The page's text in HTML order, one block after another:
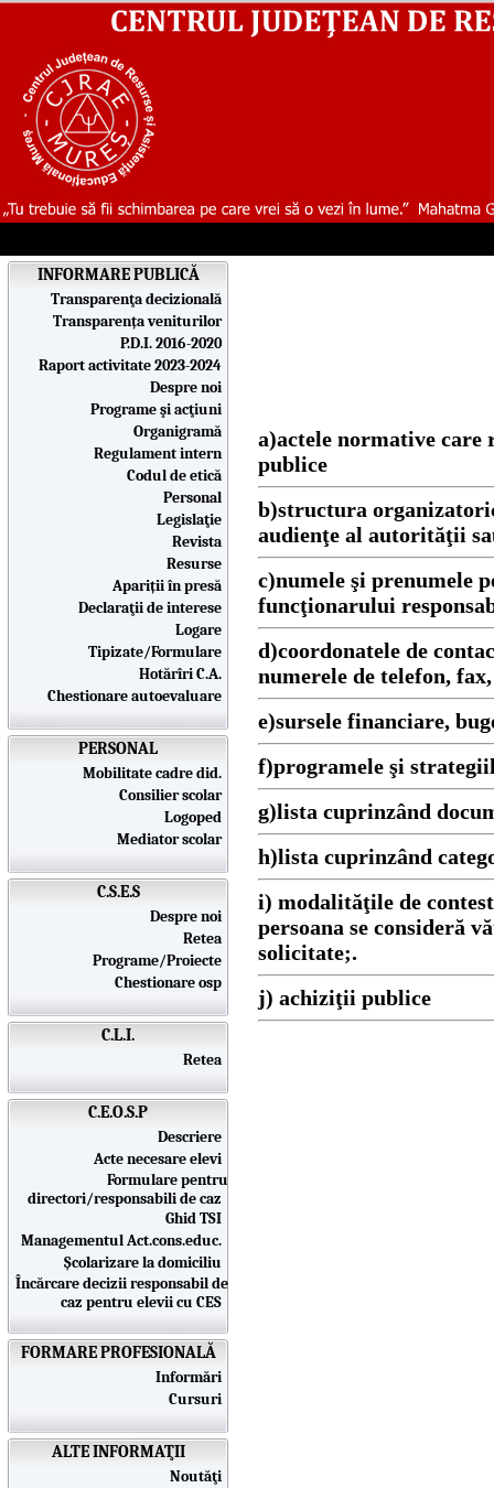
INFORMARE PUBLICĂ
Transparenţa decizională
Transparența veniturilor
P.D.I. 2016-2020
Raport activitate 2023-2024
Despre noi
Programe şi acţiuni
Organigramă
Regulament intern
Codul de etică
Personal
Legislaţie
Revista
Resurse
Apariții în presă
Declaraţii de interese
Logare
Tipizate/Formulare
Hotărîri C.A.
Chestionare autoevaluare
PERSONAL
Mobilitate cadre did.
Consilier scolar
Logoped
Mediator scolar
C.S.E.S
Despre noi
Retea
Programe/Proiecte
Chestionare osp
C.L.I.
Retea
C.E.O.S.P
Descriere
Acte necesare elevi
Formulare pentru
directori/responsabili de caz
Ghid TSI
Managementul Act.cons.educ.
Școlarizare la domiciliu
Încărcare decizii responsabil de
caz pentru elevii cu CES
FORMARE PROFESIONALĂ
Informări
Cursuri
ALTE INFORMAŢII
Noutăţi
a)actele normative
publice
b)structura
audienţe al autorităţii
c)numele şi prenumele
funcţionarului
d)coordonatele de
numerele de telefon,
e)sursele financiare,
f)programele şi
g)lista cuprinzând
h)lista cuprinzând
i) modalităţile de
persoana se consideră
solicitate;.
j) achiziţii publice